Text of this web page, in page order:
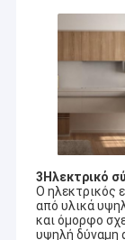
3Ηλεκτρικό
Ο ηλεκτρικός
από υλικά
και όμορφο
υψηλή δύναμη